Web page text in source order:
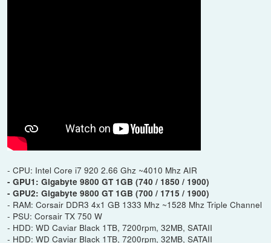
- CPU: Intel Core i7 920 2.66 Ghz ~4010 Mhz AIR
- GPU1: Gigabyte 9800 GT 1GB (740 / 1850 / 1900)
- GPU2: Gigabyte 9800 GT 1GB (700 / 1715 / 1900)
- RAM: Corsair DDR3 4x1 GB 1333 Mhz ~1528 Mhz Triple Channel
- PSU: Corsair TX 750 W
- HDD: WD Caviar Black 1TB, 7200rpm, 32MB, SATAII
- HDD: WD Caviar Black 1TB, 7200rpm, 32MB, SATAII